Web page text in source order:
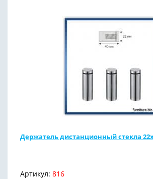
Держатель дистанционный стекла
Артикул: 816